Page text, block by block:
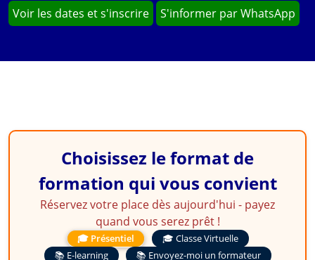
Voir les dates et s'inscrire S'informer par WhatsApp
Choisissez le format de
formation qui vous convient
Réservez votre place dès aujourd'hui - payez
quand vous serez prêt !
🎓 Présentiel
🎓 Classe Virtuelle
📚 E-learning
📚 Envoyez-moi un formateur